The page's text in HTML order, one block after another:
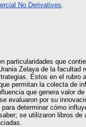
No Derivatives
que
Zelaya de la facultad
Estos en el
permitan la colecta de
que genera valor
evaluaron por su
determinar cómo
se utilizaron libros